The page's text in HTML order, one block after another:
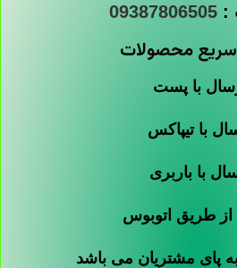
:
09387806505
سریع محصولات
با پست
با تیپاکس
با باربری
از طریق اتوبوس
پای مشتریان می باشد